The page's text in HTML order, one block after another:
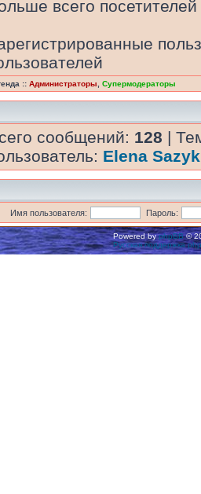
всего посетителей
:: Администраторы Супермодераторы
сообщений: 128 |
Elena
Имя пользователя: Пароль:
Powered byphpBB©
Русская поддержка